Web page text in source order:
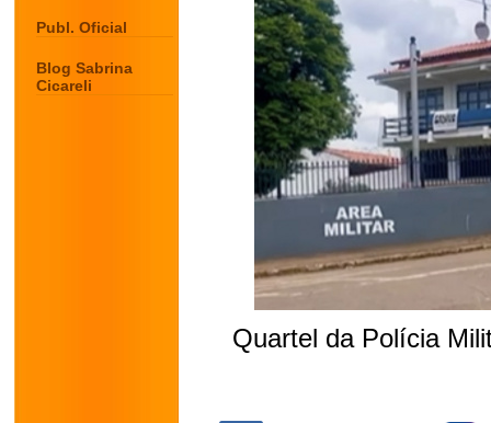
Publ. Oficial
Blog Sabrina
Cicareli
Quartel da Polícia